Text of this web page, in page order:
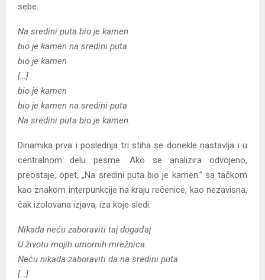
sebe.
Na sredini puta bio je kamen
bio je kamen na sredini puta
bio je kamen
[…]
bio je kamen
bio je kamen na sredini puta
Na sredini puta bio je kamen.
Dinamika prva i poslednja tri stiha se donekle nastavlja i u
centralnom delu pesme. Ako se analizira odvojeno,
preostaje, opet, „Na sredini puta bio je kamen.” sa tačkom
kao znakom interpunkcije na kraju rečenice, kao nezavisna,
čak izolovana izjava, iza koje sledi:
Nikada neću zaboraviti taj događaj
U životu mojih umornih mrežnica.
Neću nikada zaboraviti da na sredini puta
[…]